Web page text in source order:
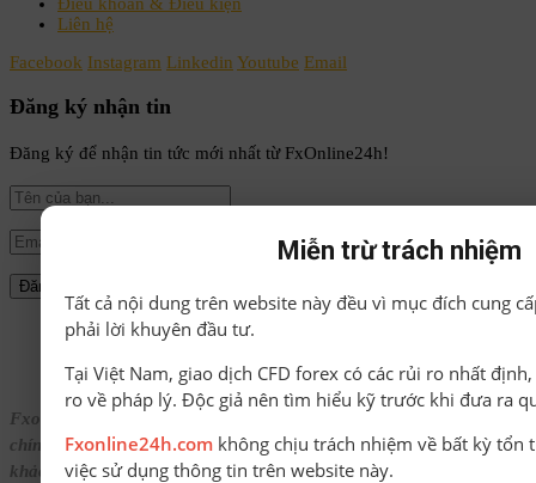
Liên hệ
Facebook Instagram Linkedin Youtube Email
Đăng ký nhận tin
Đăng ký để nhận tin tức mới nhất từ FxOnline24h!
© Bản quyền thuộc về FxOnline24h.
Fxonline24h.com cung cấp nội dung tổng hợp về Forex, tin tức tài
chính, đánh giá sàn và các chương trình bonus với mục đích tham
khảo. Mọi thông tin trên website không phải là lời khuyên đầu tư và
Miễn trừ trách nhiệm
Tất cả nội dung trên website này đều vì mục đích cung
phải lời khuyên đầu tư.
Tại Việt Nam, giao dịch CFD forex có các rủi ro nhất
ro về pháp lý. Độc giả nên tìm hiểu kỹ trước khi đưa ra
Fxonline24h.com không chịu trách nhiệm về bất kỳ tổn
việc sử dụng thông tin trên website này.